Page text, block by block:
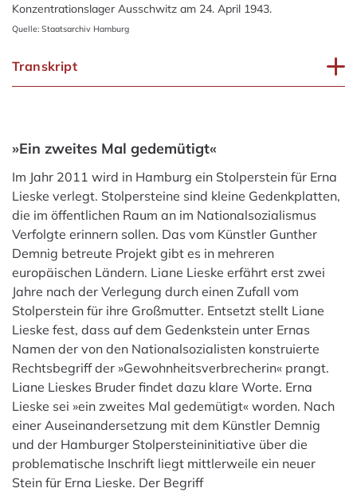
Konzentrationslager Ausschwitz am 24. April 1943.
Quelle: Staatsarchiv Hamburg
Transkript
»Ein zweites Mal gedemütigt«
Im Jahr 2011 wird in Hamburg ein Stolperstein für Erna
Lieske verlegt. Stolpersteine sind kleine Gedenkplatten,
die im öffentlichen Raum an im Nationalsozialismus
Verfolgte erinnern sollen. Das vom Künstler Gunther
Demnig betreute Projekt gibt es in mehreren
europäischen Ländern. Liane Lieske erfährt erst zwei
Jahre nach der Verlegung durch einen Zufall vom
Stolperstein für ihre Großmutter. Entsetzt stellt Liane
Lieske fest, dass auf dem Gedenkstein unter Ernas
Namen der von den Nationalsozialisten konstruierte
Rechtsbegriff der »Gewohnheitsverbrecherin« prangt.
Liane Lieskes Bruder findet dazu klare Worte. Erna
Lieske sei »ein zweites Mal gedemütigt« worden. Nach
einer Auseinandersetzung mit dem Künstler Demnig
und der Hamburger Stolpersteininitiative über die
problematische Inschrift liegt mittlerweile ein neuer
Stein für Erna Lieske. Der Begriff